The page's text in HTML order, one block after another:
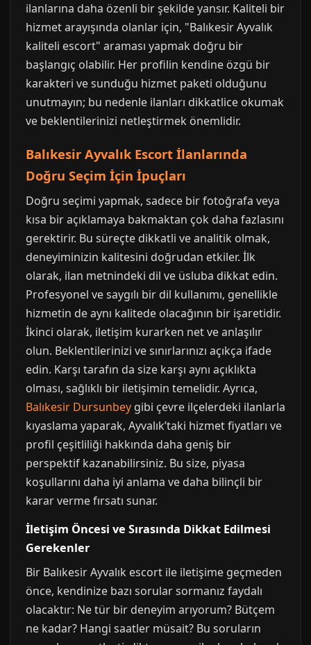
ilanlarına daha özenli bir şekilde yansır. Kaliteli bir
hizmet arayışında olanlar için, "Balıkesir Ayvalık
kaliteli escort" araması yapmak doğru bir
başlangıç olabilir. Her profilin kendine özgü bir
karakteri ve sunduğu hizmet paketi olduğunu
unutmayın; bu nedenle ilanları dikkatlice okumak
ve beklentilerinizi netleştirmek önemlidir.
Balıkesir Ayvalık Escort İlanlarında
Doğru Seçim İçin İpuçları
Doğru seçimi yapmak, sadece bir fotoğrafa veya
kısa bir açıklamaya bakmaktan çok daha fazlasını
gerektirir. Bu süreçte dikkatli ve analitik olmak,
deneyiminizin kalitesini doğrudan etkiler. İlk
olarak, ilan metnindeki dil ve üsluba dikkat edin.
Profesyonel ve saygılı bir dil kullanımı, genellikle
hizmetin de aynı kalitede olacağının bir işaretidir.
İkinci olarak, iletişim kurarken net ve anlaşılır
olun. Beklentilerinizi ve sınırlarınızı açıkça ifade
edin. Karşı tarafın da size karşı aynı açıklıkta
olması, sağlıklı bir iletişimin temelidir. Ayrıca,
Balıkesir Dursunbey gibi çevre ilçelerdeki ilanlarla
kıyaslama yaparak, Ayvalık’taki hizmet fiyatları ve
profil çeşitliliği hakkında daha geniş bir
perspektif kazanabilirsiniz. Bu size, piyasa
koşullarını daha iyi anlama ve daha bilinçli bir
karar verme fırsatı sunar.
İletişim Öncesi ve Sırasında Dikkat Edilmesi
Gerekenler
Bir Balıkesir Ayvalık escort ile iletişime geçmeden
önce, kendinize bazı sorular sormanız faydalı
olacaktır: Ne tür bir deneyim arıyorum? Bütçem
ne kadar? Hangi saatler müsait? Bu soruların